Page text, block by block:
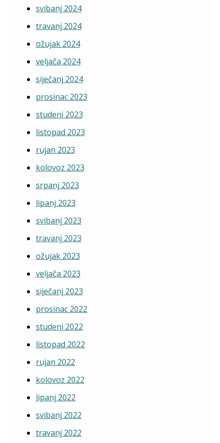
svibanj 2024
travanj 2024
ožujak 2024
veljača 2024
siječanj 2024
prosinac 2023
studeni 2023
listopad 2023
rujan 2023
kolovoz 2023
srpanj 2023
lipanj 2023
svibanj 2023
travanj 2023
ožujak 2023
veljača 2023
siječanj 2023
prosinac 2022
studeni 2022
listopad 2022
rujan 2022
kolovoz 2022
lipanj 2022
svibanj 2022
travanj 2022